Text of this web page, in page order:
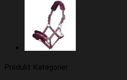
Produkt Kategorier